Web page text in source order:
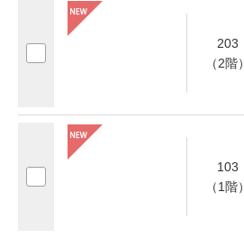
203
（2階）
103
（1階）